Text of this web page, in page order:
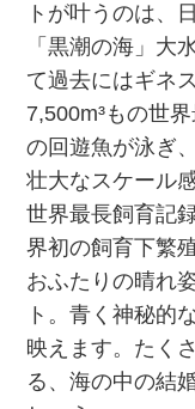
トが叶うのは、
「黒潮の海」大
て過去にはギネ
7,500m³もの世
の回遊魚が泳ぎ
壮大なスケール
世界最長飼育記
界初の飼育下繁
おふたりの晴れ
ト。青く神秘的
映えます。たく
る、海の中の結